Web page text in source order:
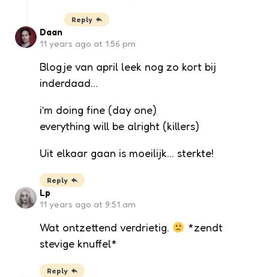
Reply
Daan
11 years ago at 1:56 pm
Blogje van april leek nog zo kort bij
inderdaad…
i’m doing fine (day one)
everything will be alright (killers)
Uit elkaar gaan is moeilijk… sterkte!
Reply
Lp
11 years ago at 9:51 am
Wat ontzettend verdrietig.
*zendt
stevige knuffel*
Reply